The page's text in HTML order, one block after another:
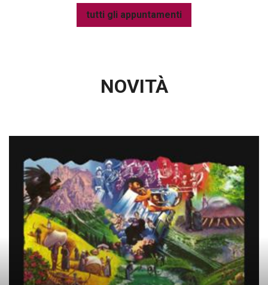
tutti gli appuntamenti
NOVITÀ